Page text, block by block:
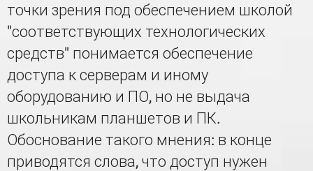
точки зрения под обеспечением школой
"соответствующих технологических
средств" понимается обеспечение
доступа к серверам и иному
оборудованию и ПО, но не выдача
школьникам планшетов и ПК.
Обоснование такого мнения: в конце
приводятся слова, что доступ нужен